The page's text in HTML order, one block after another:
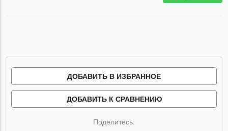
ДОБАВИТЬ В ИЗБРАННОЕ
ДОБАВИТЬ К СРАВНЕНИЮ
Поделитесь: